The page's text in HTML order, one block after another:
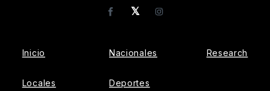
𝕏
FacebookInstagram
Inicio
Locales
Nacionales
Deportes
Research